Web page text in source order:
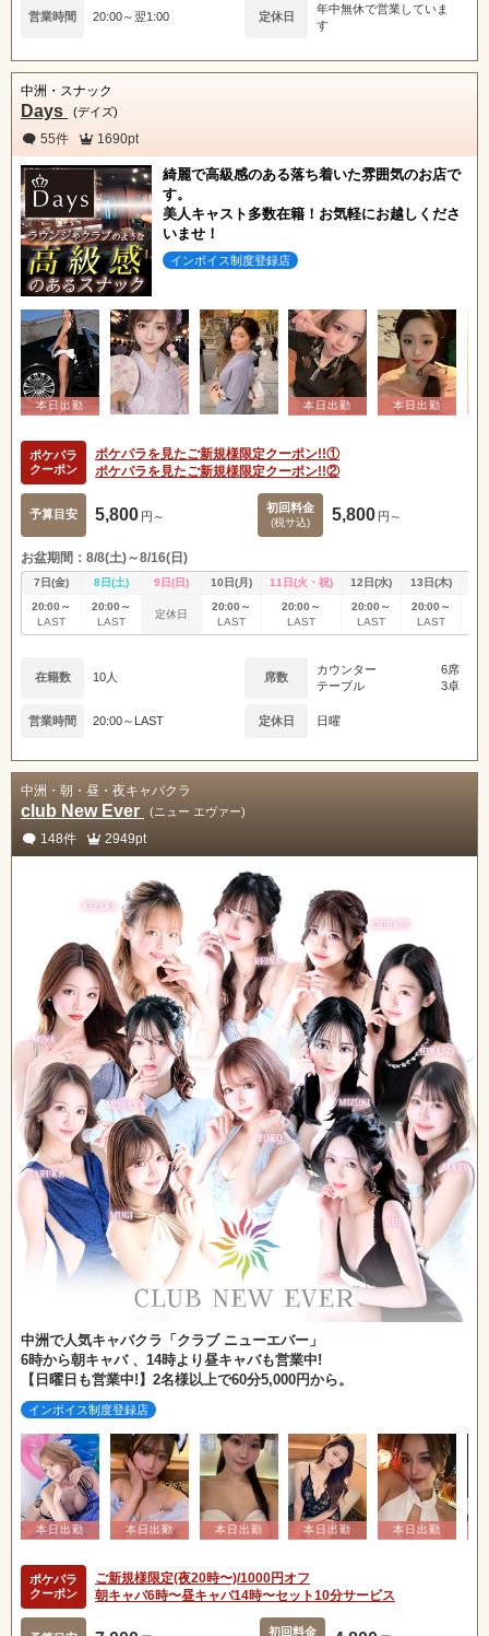
営業時間 20:00～翌1:00 定休日
年中無休で営業していま
す
中洲・スナック
Days (デイズ)
55件 1690pt
綺麗で高級感のある落ち着いた雰囲気のお店で
す。
美人キャスト多数在籍！お気軽にお越しくださ
いませ！
インボイス制度登録店
ポケパラ
クーポン
ポケパラを見たご新規様限定クーポン!!①
ポケパラを見たご新規様限定クーポン!!②
予算目安 5,800 円～
初回料金
(税サ込) 5,800 円～
お盆期間：8/8(土)～8/16(日)
7日(金) 8日(土) 9日(日) 10日(月) 11日(火・祝) 12日(水) 13日(木)
20:00～
LAST
20:00～
LAST
定休日
20:00～
LAST
20:00～
LAST
20:00～
LAST
20:00～
LAST
在籍数 10人 席数
カウンター
6席
テーブル
3卓
営業時間 20:00～LAST 定休日 日曜
中洲・朝・昼・夜キャバクラ
club New Ever (ニュー エヴァー)
148件 2949pt
中洲で人気キャバクラ「クラブ ニューエバー」
6時から朝キャバ 、14時より昼キャバも営業中!
【日曜日も営業中!】2名様以上で60分5,000円から。
インボイス制度登録店
ポケパラ
クーポン
ご新規様限定(夜20時〜)/1000円オフ
朝キャバ6時〜昼キャバ14時〜セット10分サービス
初回料金